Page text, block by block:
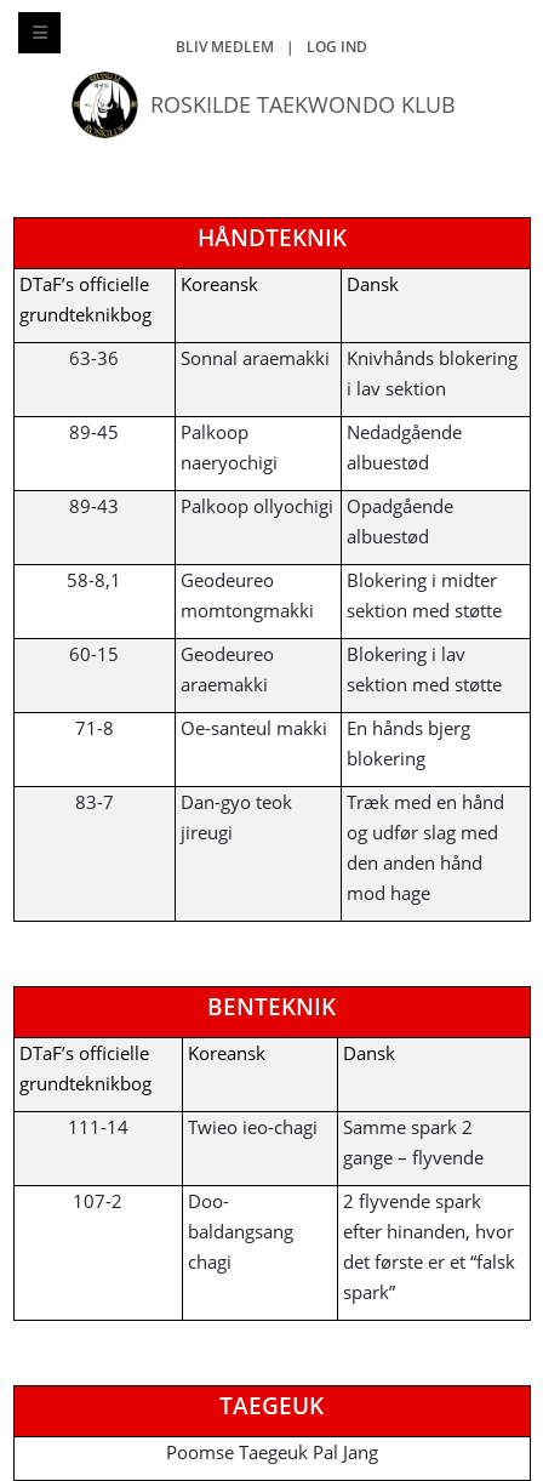
BLIV MEDLEM | LOG IND
ROSKILDE TAEKWONDO KLUB
HÅNDTEKNIK
DTaF’s officielle
grundteknikbog
Koreansk Dansk
63-36 Sonnal araemakki
Knivhånds blokering
i lav sektion
89-45
Palkoop
naeryochigi
Nedadgående
albuestød
89-43
Palkoop ollyochigi
Opadgående
albuestød
58-8,1
Geodeureo
momtongmakki
Blokering i midter
sektion med støtte
60-15
Geodeureo
araemakki
Blokering i lav
sektion med støtte
71-8
Oe-santeul makki
En hånds bjerg
blokering
83-7
Dan-gyo teok
jireugi
Træk med en hånd
og udfør slag med
den anden hånd
mod hage
BENTEKNIK
DTaF’s officielle
grundteknikbog
Koreansk Dansk
111-14 Twieo ieo-chagi
Samme spark 2
gange – flyvende
107-2
Doo-
baldangsang
chagi
2 flyvende spark
efter hinanden, hvor
det første er et “falsk
spark”
TAEGEUK
Poomse Taegeuk Pal Jang